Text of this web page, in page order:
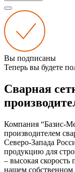
Вы подписаны
Теперь вы будете
Сварная
Компания “Базис-
производителем
Северо-Запада
продукцию для
– высокая скорость
нашем собственном